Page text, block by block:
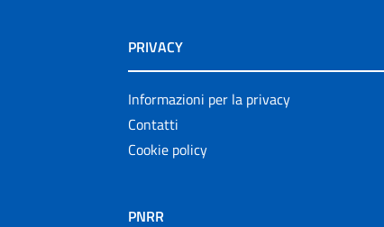
PRIVACY
Informazioni per la privacy
Contatti
Cookie policy
PNRR